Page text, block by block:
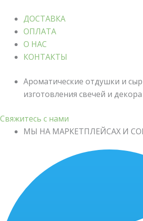
ДОСТАВКА
ОПЛАТА
О НАС
КОНТАКТЫ
Ароматические отдушки и
изготовления свечей и
Свяжитесь с нами
МЫ НА МАРКЕТПЛЕЙСАХ И